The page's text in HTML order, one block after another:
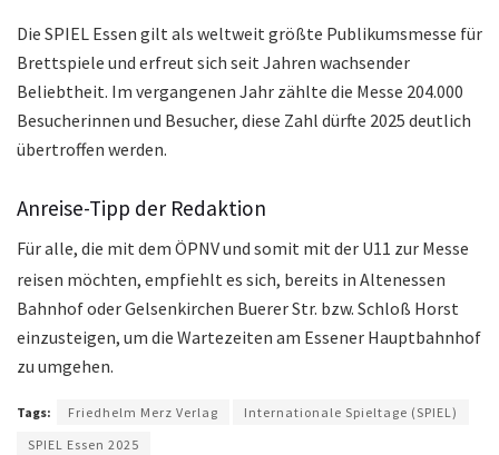
Die SPIEL Essen gilt als weltweit größte Publikumsmesse für
Brettspiele und erfreut sich seit Jahren wachsender
Beliebtheit. Im vergangenen Jahr zählte die Messe 204.000
Besucherinnen und Besucher, diese Zahl dürfte 2025 deutlich
übertroffen werden.
Anreise-Tipp der Redaktion
Für alle, die mit dem ÖPNV und somit mit der U11 zur Messe
reisen möchten, empfiehlt es sich, bereits in Altenessen
Bahnhof oder Gelsenkirchen Buerer Str. bzw. Schloß Horst
einzusteigen, um die Wartezeiten am Essener Hauptbahnhof
zu umgehen.
Tags: Friedhelm Merz Verlag
Internationale Spieltage (SPIEL)
SPIEL Essen 2025